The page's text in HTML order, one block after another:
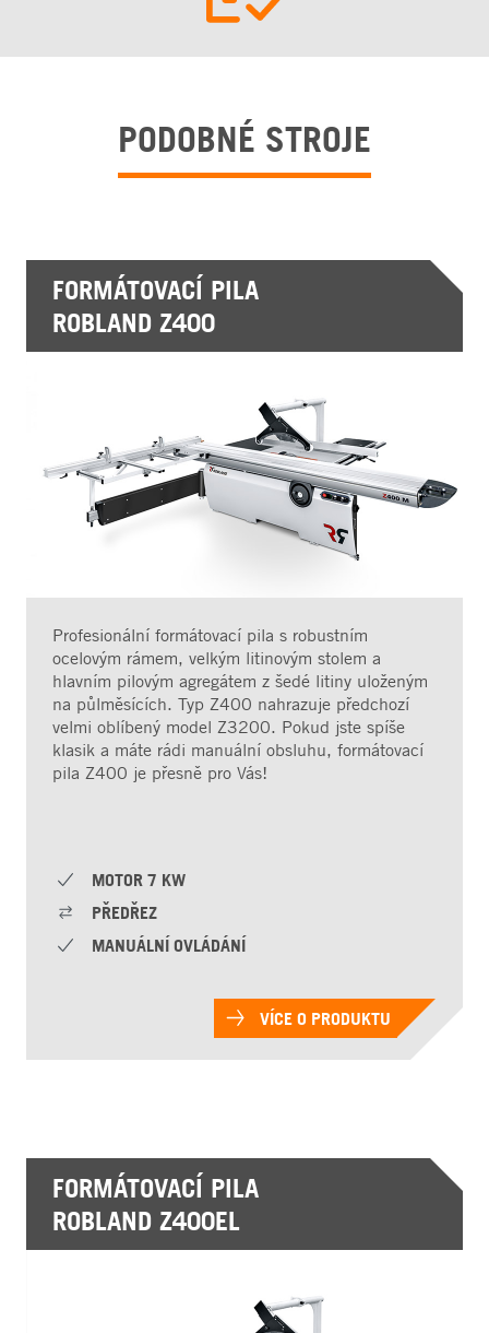
PODOBNÉ STROJE
FORMÁTOVACÍ PILA
ROBLAND Z400
Profesionální formátovací pila s robustním
ocelovým rámem, velkým litinovým stolem a
hlavním pilovým agregátem z šedé litiny uloženým
na půlměsících. Typ Z400 nahrazuje předchozí
velmi oblíbený model Z3200. Pokud jste spíše
klasik a máte rádi manuální obsluhu, formátovací
pila Z400 je přesně pro Vás!
MOTOR 7 KW
PŘEDŘEZ
MANUÁLNÍ OVLÁDÁNÍ
VÍCE O PRODUKTU
FORMÁTOVACÍ PILA
ROBLAND Z400EL